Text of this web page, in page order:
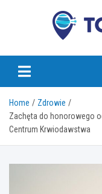
Home
Zdrowie
Zachęta do honorowego
Centrum Krwiodawstwa